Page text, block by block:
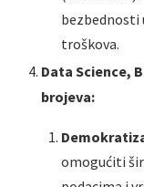
bezbednosti
troškova.
Data Science,
brojeva:
omogućiti